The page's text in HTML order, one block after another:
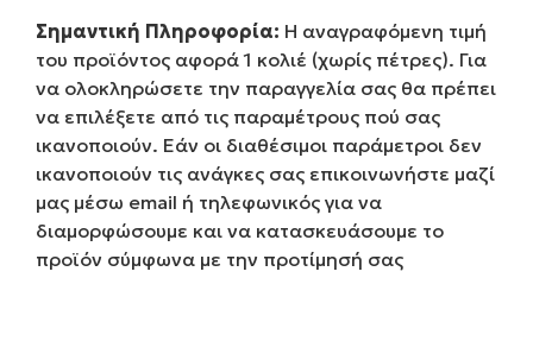
Σημαντική Πληροφορία: Η αναγραφόμενη τιμή
του προϊόντος αφορά 1 κολιέ (χωρίς πέτρες). Για
να ολοκληρώσετε την παραγγελία σας θα πρέπει
να επιλέξετε από τις παραμέτρους πού σας
ικανοποιούν. Εάν οι διαθέσιμοι παράμετροι δεν
ικανοποιούν τις ανάγκες σας επικοινωνήστε μαζί
μας μέσω email ή τηλεφωνικός για να
διαμορφώσουμε και να κατασκευάσουμε το
προϊόν σύμφωνα με την προτίμησή σας